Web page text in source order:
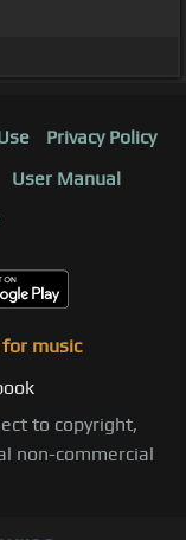
Privacy Policy
User Manual
music
to copyright,
non-commercial